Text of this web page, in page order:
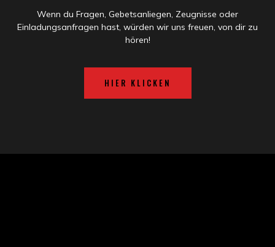
Wenn du Fragen, Gebetsanliegen, Zeugnisse oder
Einladungsanfragen hast, würden wir uns freuen, von dir zu
hören!
HIER KLICKEN